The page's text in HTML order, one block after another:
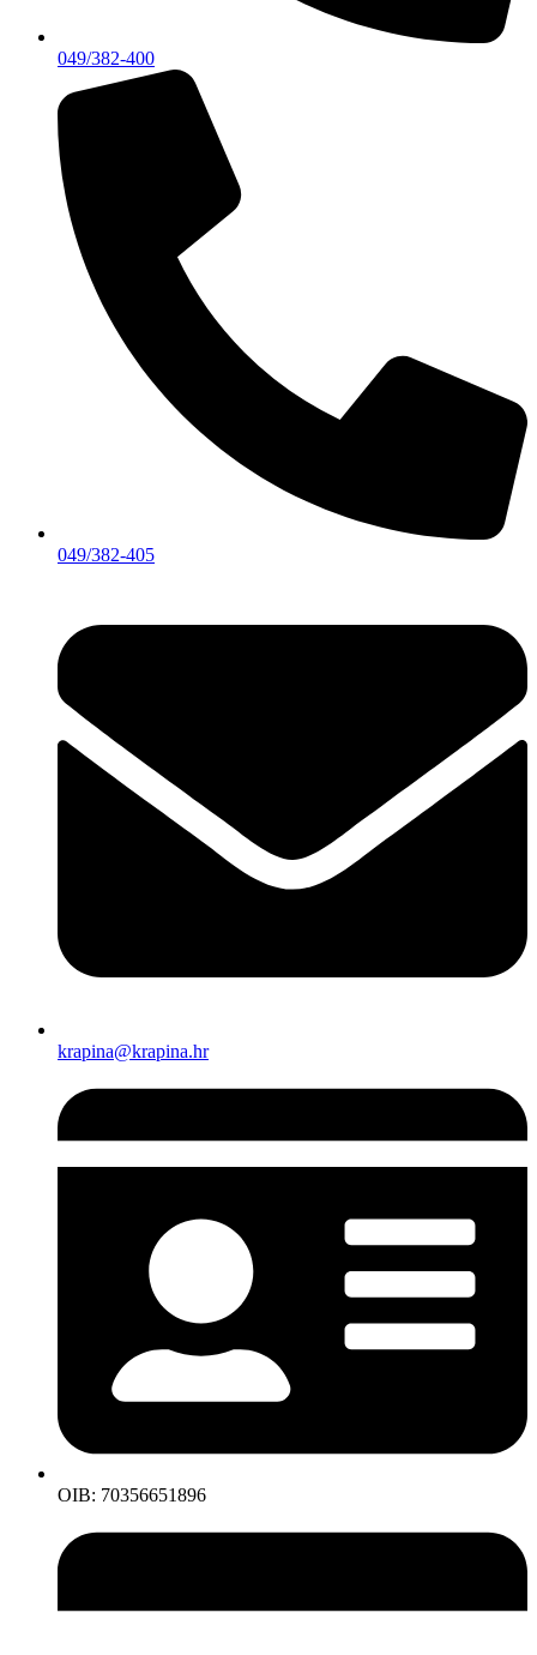
049/382-400
049/382-405
krapina@krapina.hr
OIB: 70356651896